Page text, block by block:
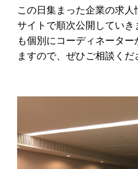
この日集まった企業の求人
サイトで順次公開していき
も個別にコーディネータ
ますので、ぜひご相談くだ